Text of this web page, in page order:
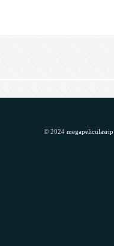
© 2024 megapeliculasrip